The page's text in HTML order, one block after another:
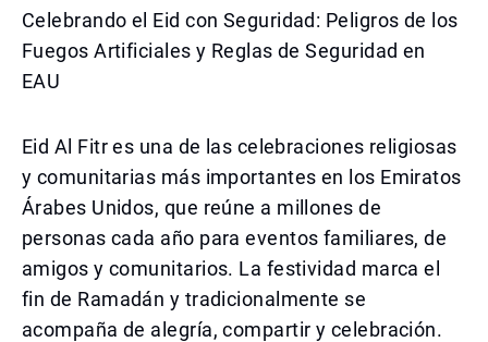
Celebrando el Eid con Seguridad: Peligros de los
Fuegos Artificiales y Reglas de Seguridad en
EAU
Eid Al Fitr es una de las celebraciones religiosas
y comunitarias más importantes en los Emiratos
Árabes Unidos, que reúne a millones de
personas cada año para eventos familiares, de
amigos y comunitarios. La festividad marca el
fin de Ramadán y tradicionalmente se
acompaña de alegría, compartir y celebración.